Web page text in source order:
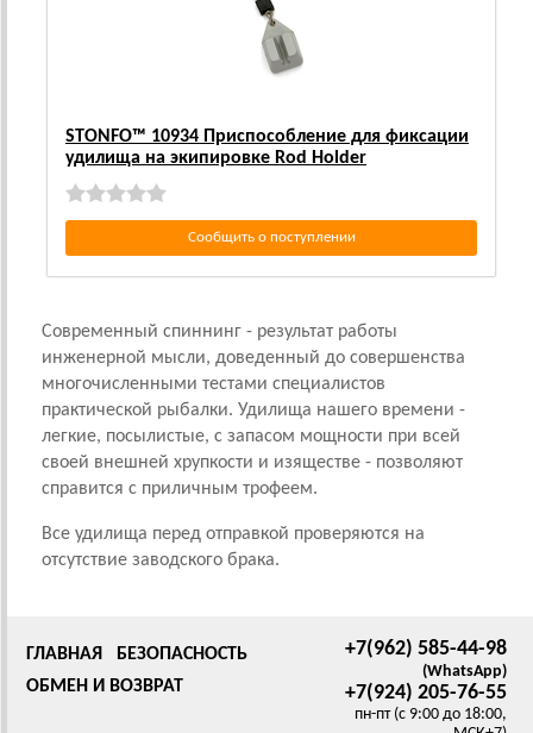
STONFO™ 10934 Приспособление для фиксации
удилища на экипировке Rod Holder
Сообщить о поступлении
Современный спиннинг - результат работы
инженерной мысли, доведенный до совершенства
многочисленными тестами специалистов
практической рыбалки. Удилища нашего времени -
легкие, посылистые, с запасом мощности при всей
своей внешней хрупкости и изяществе - позволяют
справится с приличным трофеем.
Все удилища перед отправкой проверяются на
отсутствие заводского брака.
+7(962) 585-44-98
(WhatsApp)
+7(924) 205-76-55
пн-пт (с 9:00 до 18:00,
ГЛАВНАЯ
БЕЗОПАСНОСТЬ
ОБМЕН И ВОЗВРАТ